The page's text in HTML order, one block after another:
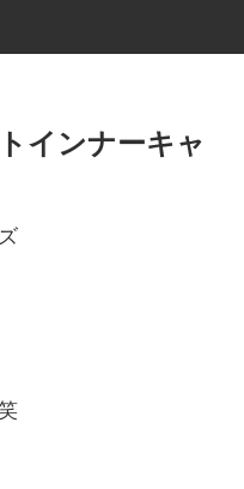
インナーキャ